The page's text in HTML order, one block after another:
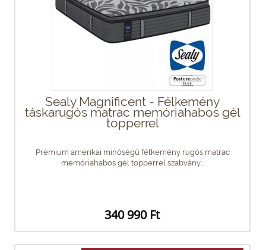
Sealy Magnificent - Félkemény
táskarugós matrac memóriahabos gél
topperrel
Prémium amerikai minőségű félkemény rugós matrac
memóriahabos gél topperrel szabvány...
340 990 Ft